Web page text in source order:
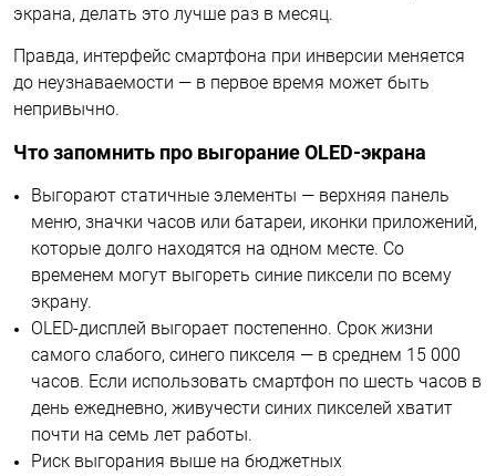
экрана, делать это лучше раз в месяц.
Правда, интерфейс смартфона при инверсии меняется
до неузнаваемости — в первое время может быть
непривычно.
Что запомнить про выгорание OLED-экрана
Выгорают статичные элементы — верхняя панель
меню, значки часов или батареи, иконки приложений,
которые долго находятся на одном месте. Со
временем могут выгореть синие пиксели по всему
экрану.
OLED-дисплей выгорает постепенно. Срок жизни
самого слабого, синего пикселя — в среднем 15 000
часов. Если использовать смартфон по шесть часов в
день ежедневно, живучести синих пикселей хватит
почти на семь лет работы.
Риск выгорания выше на бюджетных